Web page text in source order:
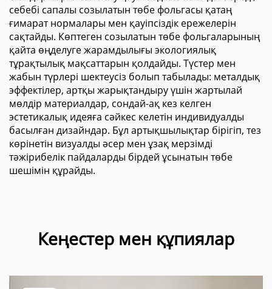
себебі сапалы созылатын төбе фольгасы қатаң
ғимарат нормалары мен қауіпсіздік ережелерін
сақтайды. Көптеген созылатын төбе фольгаларының
қайта өңделуге жарамдылығы экологиялық
тұрақтылық мақсаттарын қолдайды. Түстер мен
жабын түрлері шектеусіз болып табылады: металдық
эффектілер, артқы жарықтандыру үшін жартылай
мөлдір материалдар, сондай-ақ кез келген
эстетикалық идеяға сәйкес келетін индивидуалды
басылған дизайндар. Бұл артықшылықтар бірігіп, тез
көрінетін визуалды әсер мен ұзақ мерзімді
тәжірибелік пайдаларды бірдей ұсынатын төбе
шешімін құрайды.
Кеңестер мен құпиялар